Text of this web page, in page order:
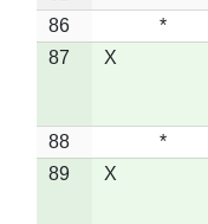
86
*
87
X
88 *
89
X